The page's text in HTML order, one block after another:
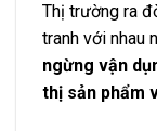
Thị trường ra
tranh với nhau
ngừng vận
thị sản phẩm